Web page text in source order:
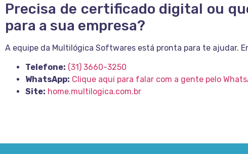
Precisa de certificado digital ou
para a sua empresa?
A equipe da Multilógica Softwares está pronta para te ajudar.
Telefone: (31) 3660-3250
WhatsApp: Clique aqui para falar com a gente pelo
Site: home.multilogica.com.br